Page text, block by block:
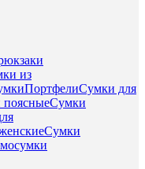
из
ПортфелиСумки для
Сумки
Сумки